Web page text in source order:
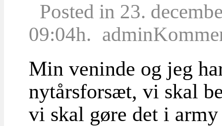
Posted in 23.
09:04h. admin
Min veninde og jeg
nytårsforsæt, vi skal
vi skal gøre det i